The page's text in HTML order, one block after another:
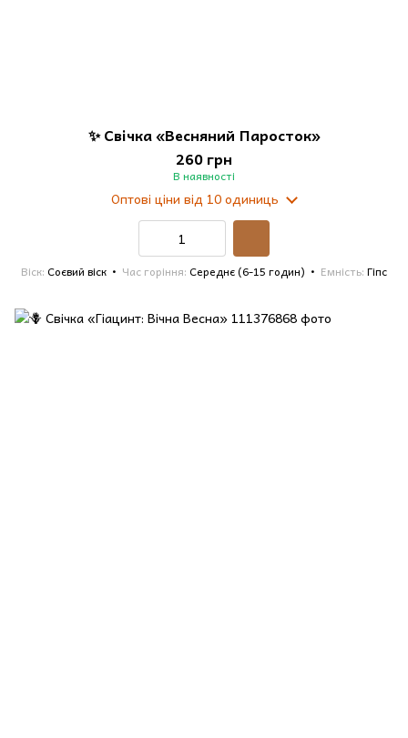
✨ Свічка «Весняний Паросток»
260 грн
В наявності
Оптові ціни від 10 одиниць
Віск Соєвий віск Час горіння Середнє (6-15 годин) Емність Гіпс